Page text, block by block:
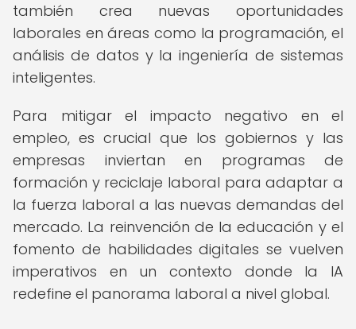
también crea nuevas oportunidades
laborales en áreas como la programación, el
análisis de datos y la ingeniería de sistemas
inteligentes.
Para mitigar el impacto negativo en el
empleo, es crucial que los gobiernos y las
empresas inviertan en programas de
formación y reciclaje laboral para adaptar a
la fuerza laboral a las nuevas demandas del
mercado. La reinvención de la educación y el
fomento de habilidades digitales se vuelven
imperativos en un contexto donde la IA
redefine el panorama laboral a nivel global.